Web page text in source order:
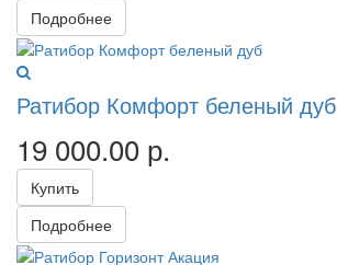
Подробнее
Ратибор Комфорт беленый дуб
19 000.00 р.
Купить
Подробнее